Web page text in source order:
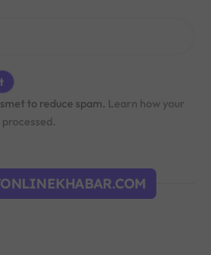
to reduce spam. Learn how your